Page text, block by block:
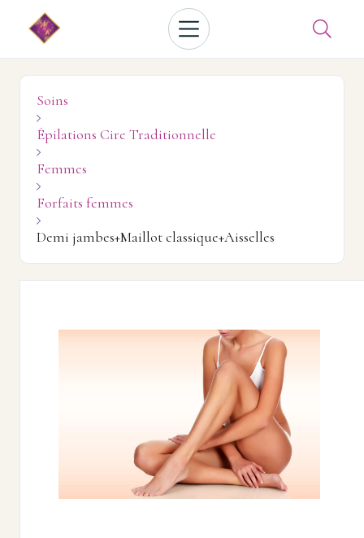

Soins

Épilations Cire Traditionnelle

Femmes

Forfaits femmes

Demi jambes+Maillot classique+Aisselles